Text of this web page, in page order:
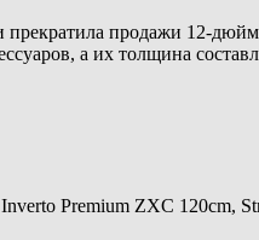
продажи 12-
а их толщина
Premium ZXC 120cm,